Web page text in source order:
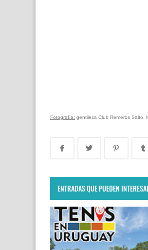
Fotografía: gentileza Club Remeros Salto.
ENTRADAS QUE PUEDEN